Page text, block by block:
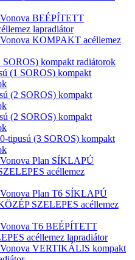
BEÉPÍTETT
lapradiátor
KOMPAKT acéllemez
SOROS) kompakt radiátorok
(1 SOROS) kompakt
(2 SOROS) kompakt
(2 SOROS) kompakt
tipusú (3 SOROS) kompakt
Plan SÍKLAPÚ
acéllemez
Plan T6 SÍKLAPÚ
SZELEPES acéllemez
T6 BEÉPÍTETT
acéllemez lapradiátor
VERTIKÁLIS kompakt